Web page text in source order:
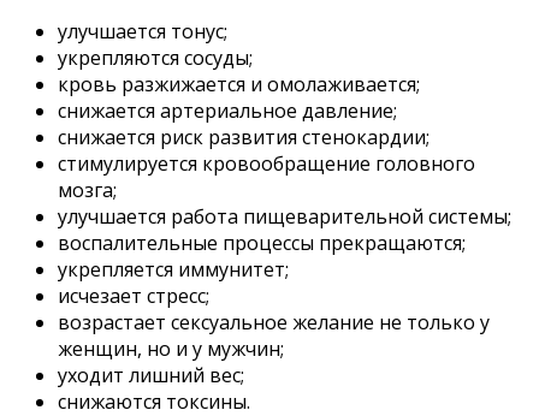
улучшается тонус;
укрепляются сосуды;
кровь разжижается и омолаживается;
снижается артериальное давление;
снижается риск развития стенокардии;
стимулируется кровообращение головного
мозга;
улучшается работа пищеварительной системы;
воспалительные процессы прекращаются;
укрепляется иммунитет;
исчезает стресс;
возрастает сексуальное желание не только у
женщин, но и у мужчин;
уходит лишний вес;
снижаются токсины.